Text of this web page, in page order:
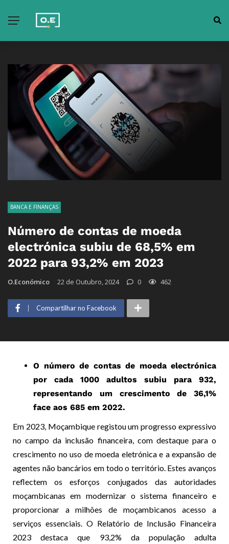
BANCA E FINANÇAS
Número de contas de moeda
electrónica subiu de 68,5% em
2022 para 93,2% em 2023
O.Económico 22 de Outubro, 2024 0 462
Compartilhar no Facebook
O número de contas de moeda electrónica
por cada 1000 adultos subiu para 932,
representando um crescimento de 36,1%
face aos 685 em 2022.
Em 2023, Moçambique registou um progresso expressivo
no campo da inclusão financeira, com destaque para o
crescimento no uso de moeda eletrónica e a expansão de
agentes não bancários em todo o território. Estes avanços
reflectem os esforços conjugados das autoridades
moçambicanas em modernizar o sistema financeiro e
proporcionar a milhões de moçambicanos acesso a
serviços essenciais. O Relatório de Inclusão Financeira
2023 destaca que 93,2% da população adulta